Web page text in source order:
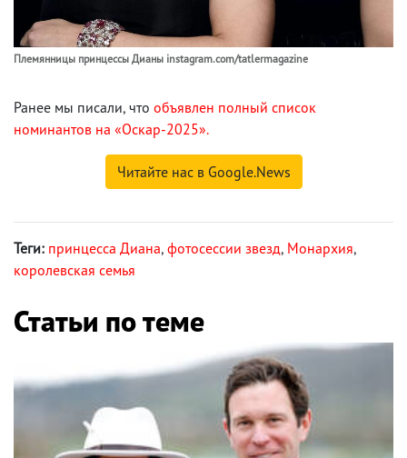
Племянницы принцессы Дианы instagram.com/tatlermagazine
Ранее мы писали, что объявлен полный список
номинантов на «Оскар-2025».
Читайте нас в Google.News
Теги: принцесса Диана, фотосессии звезд, Монархия,
королевская семья
Статьи по теме